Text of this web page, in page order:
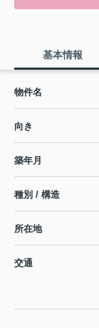
基本情報
物件名
向き
築年月
種別 / 構造
所在地
交通